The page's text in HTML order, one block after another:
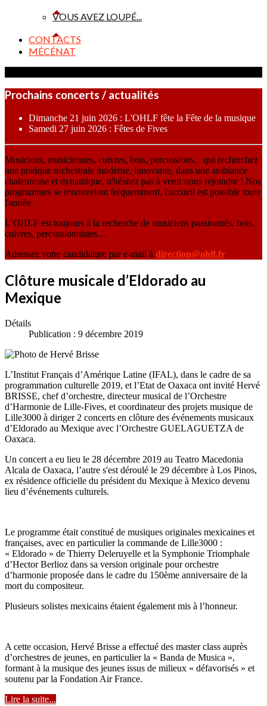
VOUS AVEZ LOUPÉ...
CONTACTS
MÉCÉNAT
Prochains concerts / actualités
Dimanche 21 juin 2026 : L'OHLF fête la Fête de la musique
Samedi 27 juin 2026 : Fêtes de Fives
Musiciens, musiciennes, cuivres, bois, percussions... qui recherchez
une pratique orchestrale moderne, innovante, dans une ambiance
chaleureuse et dynamique, n'hésitez pas à venir nous rejoindre ! Nos
programmes se renouvelant fréquemment, l'accueil est possible toute
l'année.
L’OHLF est toujours à la recherche de musiciens passionnés, bois,
cuivres, percussionnistes…
Adressez votre candidature par e-mail à direction@ohlf.fr
Clôture musicale d’Eldorado au
Mexique
Détails
Publication : 9 décembre 2019
L’Institut Français d’Amérique Latine (IFAL), dans le cadre de sa
programmation culturelle 2019, et l’Etat de Oaxaca ont invité Hervé
BRISSE, chef d’orchestre, directeur musical de l’Orchestre
d’Harmonie de Lille-Fives, et coordinateur des projets musique de
Lille3000 à diriger 2 concerts en clôture des événements musicaux
d’Eldorado au Mexique avec l’Orchestre GUELAGUETZA de
Oaxaca.
Un concert a eu lieu le 28 décembre 2019 au Teatro Macedonia
Alcala de Oaxaca, l’autre s'est déroulé le 29 décembre à Los Pinos,
ex résidence officielle du président du Mexique à Mexico devenu
lieu d’événements culturels.
Le programme était constitué de musiques originales mexicaines et
françaises, avec en particulier la commande de Lille3000 :
« Eldorado » de Thierry Deleruyelle et la Symphonie Triomphale
d’Hector Berlioz dans sa version originale pour orchestre
d’harmonie proposée dans le cadre du 150ème anniversaire de la
mort du compositeur.
Plusieurs solistes mexicains étaient également mis à l’honneur.
A cette occasion, Hervé Brisse a effectué des master class auprès
d’orchestres de jeunes, en particulier la « Banda de Musica »,
formant à la musique des jeunes issus de milieux « défavorisés » et
soutenu par la Fondation Air France.
Lire la suite...